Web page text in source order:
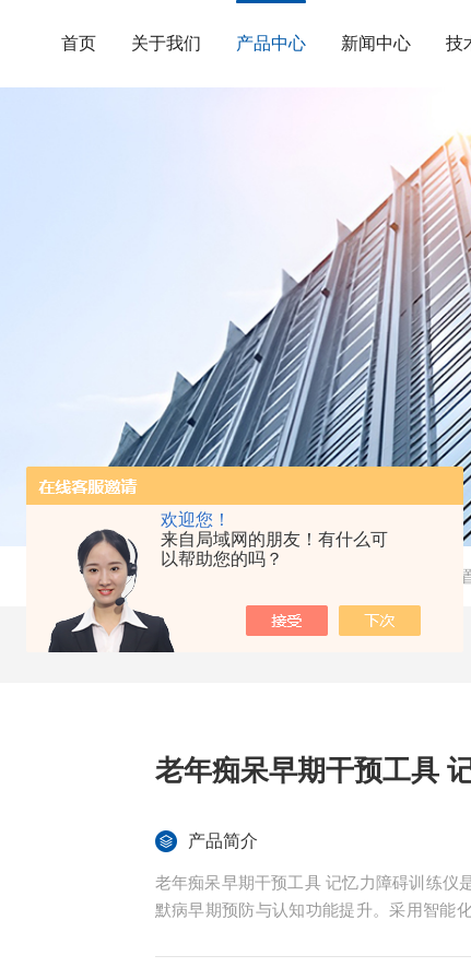
欢迎您！
来自局域网的朋友！有什么可
以帮助您的吗？
首页 关于我们 产品中心 新闻中心 技
当前位
老年痴呆早期干预工具
产品简介
老年痴呆早期干预工具 记忆力障碍训练仪
默病早期预防与认知功能提升。采用智能